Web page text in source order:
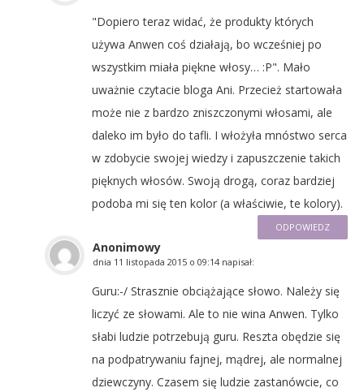
"Dopiero teraz widać, że produkty których
używa Anwen coś działają, bo wcześniej po
wszystkim miała piękne włosy… :P". Mało
uważnie czytacie bloga Ani. Przecież startowała
może nie z bardzo zniszczonymi włosami, ale
daleko im było do tafli. I włożyła mnóstwo serca
w zdobycie swojej wiedzy i zapuszczenie takich
pięknych włosów. Swoją drogą, coraz bardziej
podoba mi się ten kolor (a właściwie, te kolory).
ODPOWIEDZ
Anonimowy
dnia 11 listopada 2015 o 09:14 napisał:
Guru:-/ Strasznie obciążające słowo. Należy się
liczyć ze słowami. Ale to nie wina Anwen. Tylko
słabi ludzie potrzebują guru. Reszta obędzie się
na podpatrywaniu fajnej, mądrej, ale normalnej
dziewczyny. Czasem się ludzie zastanówcie, co